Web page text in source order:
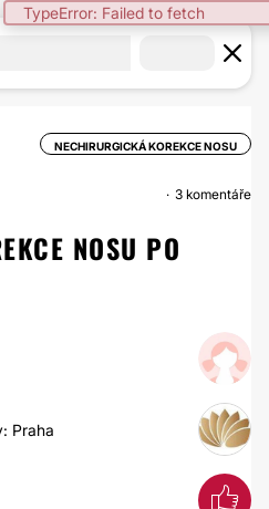
TypeError: Failed to fetch
NECHIRURGICKÁ KOREKCE NOSU
3 komentáře
NOSU PO
Praha